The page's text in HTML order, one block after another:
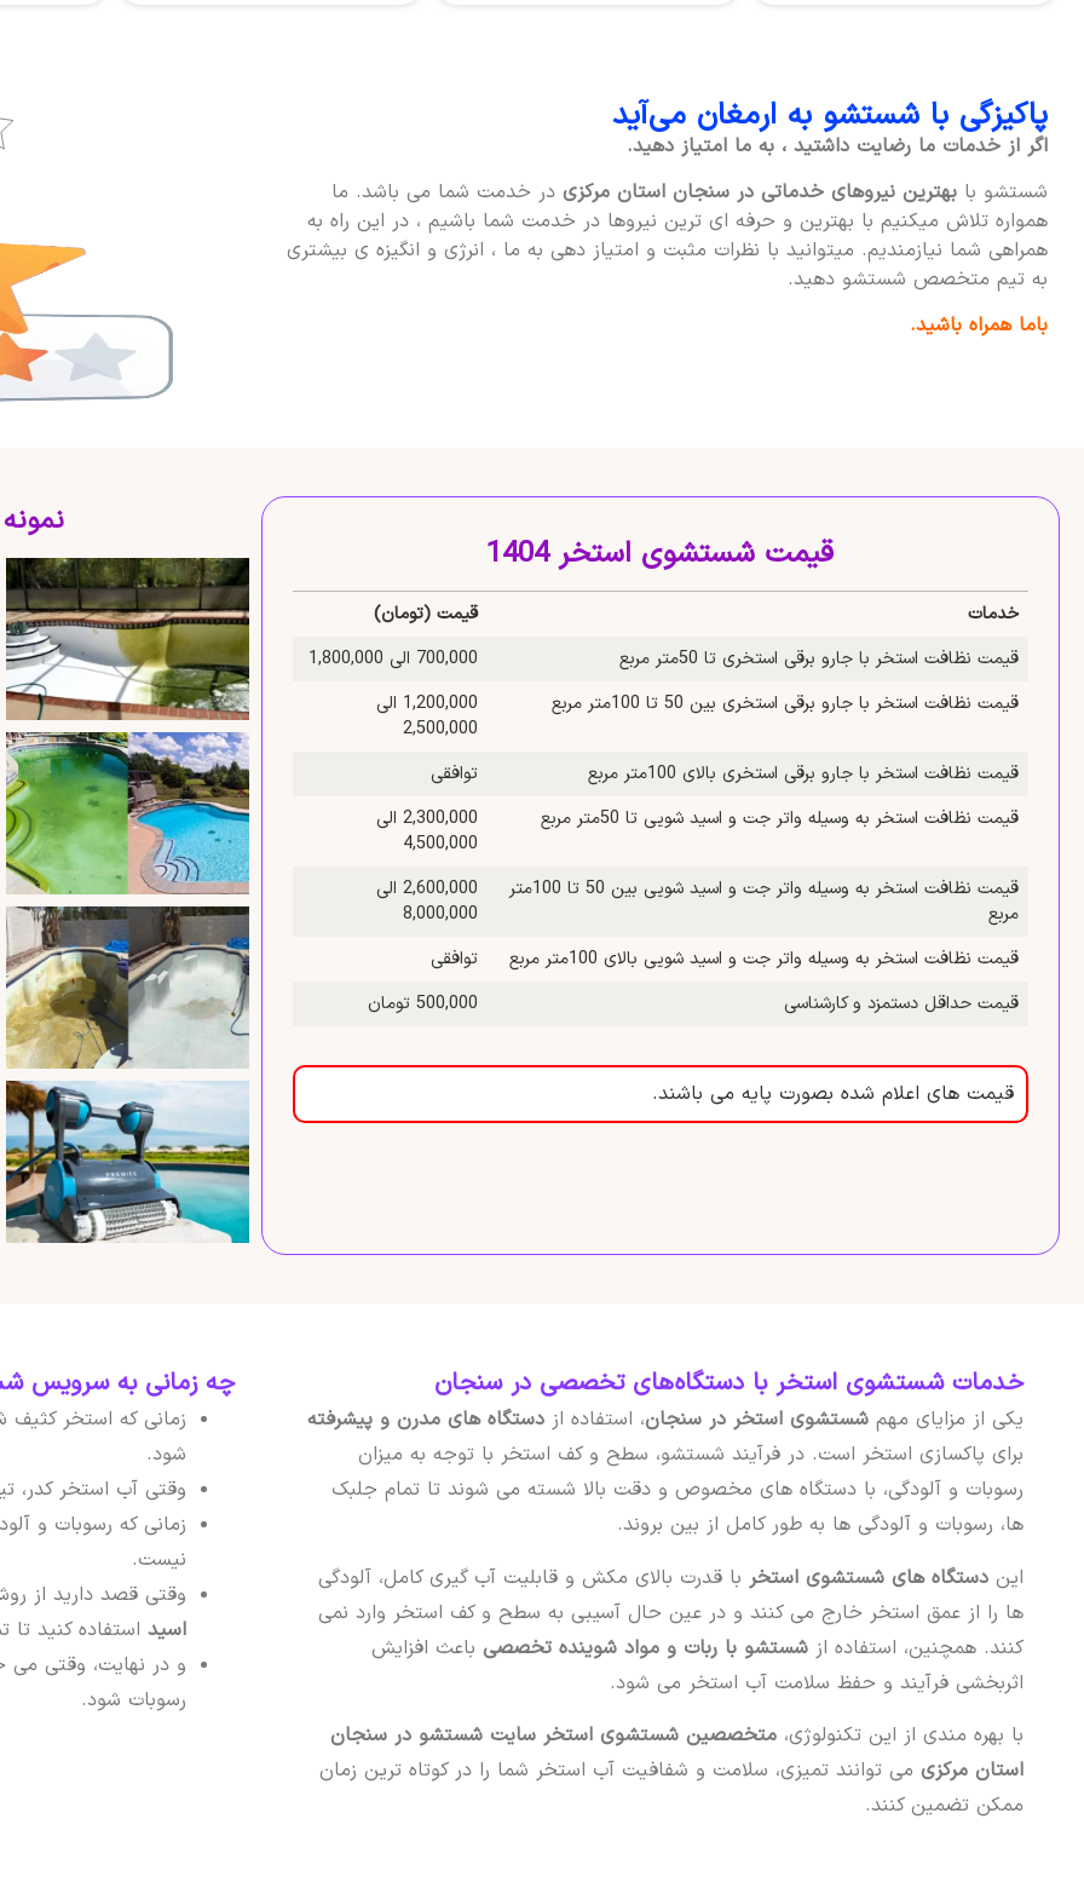
پاکیزگی با شستشو به ارمغان می‌آید
اگر از خدمات ما رضایت داشتید ، به ما امتیاز دهید.
شستشو با بهترین نیروهای خدماتی در سنجان استان مرکزی در خدمت شما می باشد. ما
همواره تلاش میکنیم با بهترین و حرفه ای ترین نیروها در خدمت شما باشیم ، در این راه به
همراهی شما نیازمندیم. میتوانید با نظرات مثبت و امتیاز دهی به ما ، انرژی و انگیزه ی بیشتری
به تیم متخصص شستشو دهید.
باما همراه باشید.
قیمت شستشوی استخر 1404
خدمات
قیمت (تومان)
قیمت نظافت استخر با جارو برقی استخری تا 50متر مربع
700,000 الی 1,800,000
قیمت نظافت استخر با جارو برقی استخری بین 50 تا 100متر مربع
1,200,000 الی
2,500,000
قیمت نظافت استخر با جارو برقی استخری بالای 100متر مربع
توافقی
قیمت نظافت استخر به وسیله واتر جت و اسید شویی تا 50متر مربع
2,300,000 الی
4,500,000
قیمت نظافت استخر به وسیله واتر جت و اسید شویی بین 50 تا 100متر
مربع
2,600,000 الی
8,000,000
قیمت نظافت استخر به وسیله واتر جت و اسید شویی بالای 100متر مربع
توافقی
قیمت حداقل دستمزد و کارشناسی
500,000 تومان
قیمت های اعلام شده بصورت پایه می باشند.
خدمات شستشوی استخر با دستگاه‌های تخصصی در سنجان
یکی از مزایای مهم شستشوی استخر در سنجان، استفاده از دستگاه های مدرن و پیشرفته
برای پاکسازی استخر است. در فرآیند شستشو، سطح و کف استخر با توجه به میزان
رسوبات و آلودگی، با دستگاه های مخصوص و دقت بالا شسته می شوند تا تمام جلبک
ها، رسوبات و آلودگی ها به طور کامل از بین بروند.
این دستگاه های شستشوی استخر با قدرت بالای مکش و قابلیت آب گیری کامل، آلودگی
ها را از عمق استخر خارج می کنند و در عین حال آسیبی به سطح و کف استخر وارد نمی
کنند. همچنین، استفاده از شستشو با ربات و مواد شوینده تخصصی باعث افزایش
اثربخشی فرآیند و حفظ سلامت آب استخر می شود.
با بهره مندی از این تکنولوژی، متخصصین شستشوی استخر سایت شستشو در سنجان
استان مرکزی می توانند تمیزی، سلامت و شفافیت آب استخر شما را در کوتاه ترین زمان
ممکن تضمین کنند.
چه زمانی به سرویس
زمانی که استخر کثیف
شود.
وقتی آب استخر کدر،
زمانی که رسوبات و
نیست.
وقتی قصد دارید از
اسید استفاده کنید
و در نهایت، وقتی می
رسوبات شود.